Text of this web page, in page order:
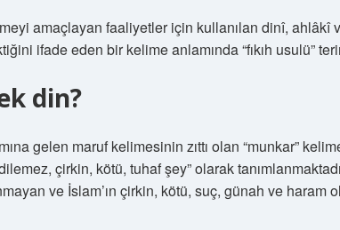
amaçlayan faaliyetler için kullanılan dinî, ahlâkî
ifade eden bir kelime anlamında “fıkıh usulü”
din?
gelen maruf kelimesinin zıttı olan “munkar”
çirkin, kötü, tuhaf şey” olarak
ve İslam’ın çirkin, kötü, suç, günah ve haram